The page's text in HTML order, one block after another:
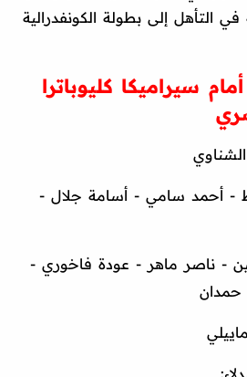
التأهل إلى بطولة الكونفدرالية
سيراميكا كليوباترا
- أحمد سامي - أسامة جلال -
- ناصر ماهر - عودة فاخوري -